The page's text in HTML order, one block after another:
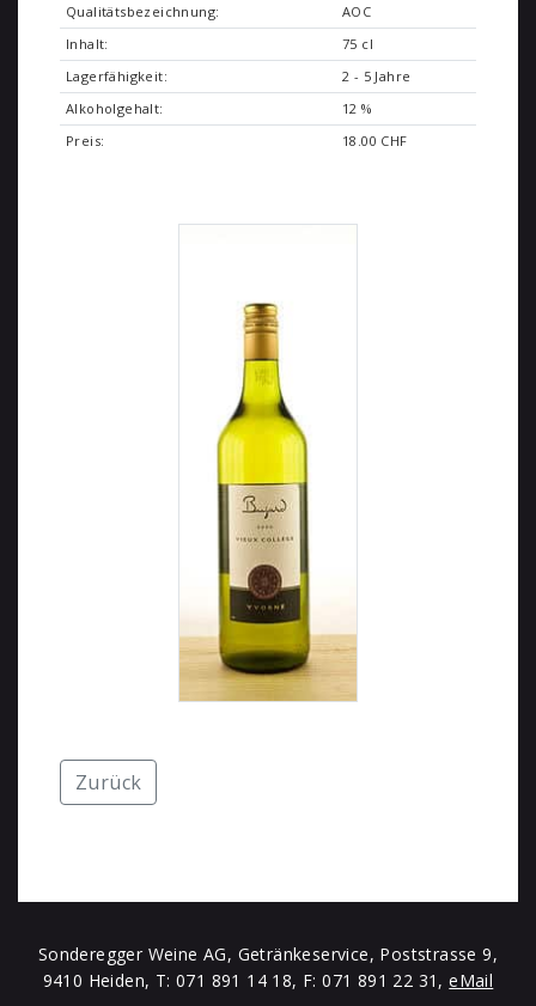
Qualitätsbezeichnung:
AOC
Inhalt:
75 cl
Lagerfähigkeit:
2 - 5 Jahre
Alkoholgehalt:
12 %
Preis:
18.00 CHF
Zurück
Sonderegger Weine AG, Getränkeservice, Poststrasse 9,
9410 Heiden, T: 071 891 14 18, F: 071 891 22 31,eMail